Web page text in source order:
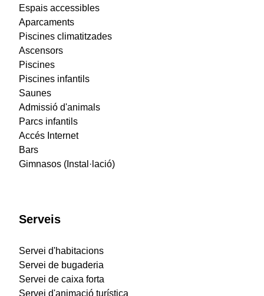
Espais accessibles
Aparcaments
Piscines climatitzades
Ascensors
Piscines
Piscines infantils
Saunes
Admissió d'animals
Parcs infantils
Accés Internet
Bars
Gimnasos (Instal·lació)
Serveis
Servei d'habitacions
Servei de bugaderia
Servei de caixa forta
Servei d'animació turística